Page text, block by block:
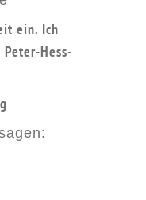
ein. Ich
Hess-